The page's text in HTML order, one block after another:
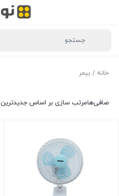
خانه / بیمر
صافی‌هامرتب سازی بر اساس جدیدترین